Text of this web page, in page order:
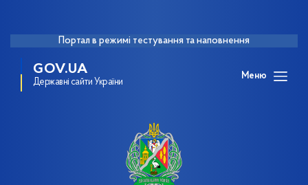
Портал в режимі тестування та наповнення
GOV.UA
Державні сайти України
Меню